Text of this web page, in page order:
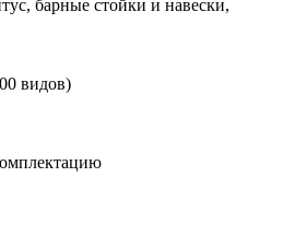
барные стойки и навески,
видов)